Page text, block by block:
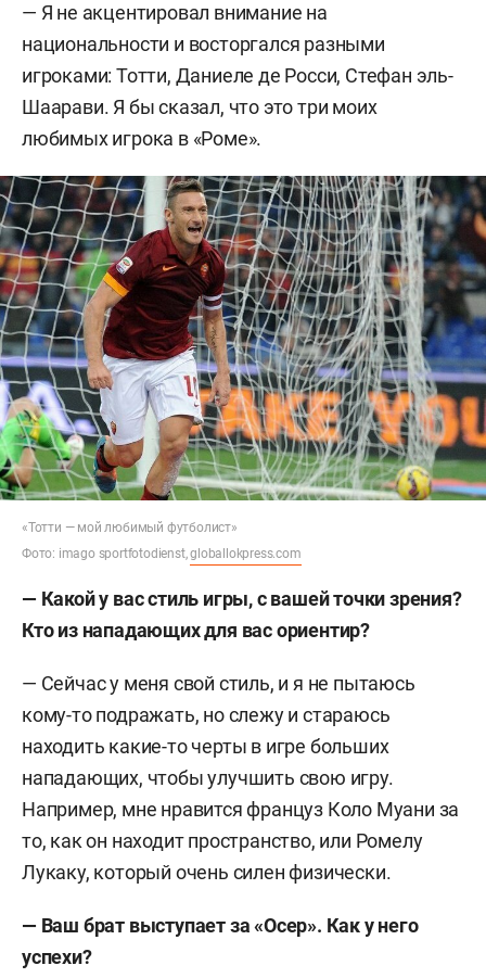
— Я не акцентировал внимание на
национальности и восторгался разными
игроками: Тотти, Даниеле де Росси, Стефан эль-
Шаарави. Я бы сказал, что это три моих
любимых игрока в «Роме».
«Тотти — мой любимый футболист»
Фото: imago sportfotodienst,globallokpress.com
— Какой у вас стиль игры, с вашей точки зрения?
Кто из нападающих для вас ориентир?
— Сейчас у меня свой стиль, и я не пытаюсь
кому-то подражать, но слежу и стараюсь
находить какие-то черты в игре больших
нападающих, чтобы улучшить свою игру.
Например, мне нравится француз Коло Муани за
то, как он находит пространство, или Ромелу
Лукаку, который очень силен физически.
— Ваш брат выступает за «Осер». Как у него
успехи?